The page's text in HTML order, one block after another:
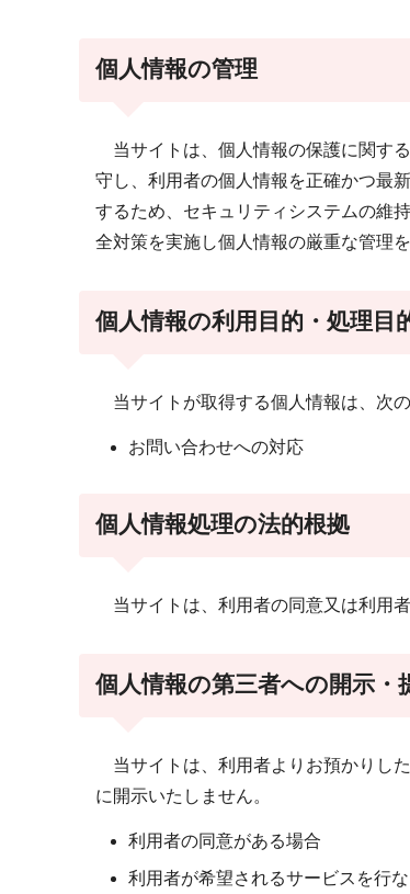
個人情報の管理
当サイトは、個人情報の保護に関す
守し、利用者の個人情報を正確かつ最
するため、セキュリティシステムの維
全対策を実施し個人情報の厳重な管理を
個人情報の利用目的・処理目
当サイトが取得する個人情報は、次
お問い合わせへの対応
個人情報処理の法的根拠
当サイトは、利用者の同意又は利用
個人情報の第三者への開示・
当サイトは、利用者よりお預かりし
に開示いたしません。
利用者の同意がある場合
利用者が希望されるサービスを行